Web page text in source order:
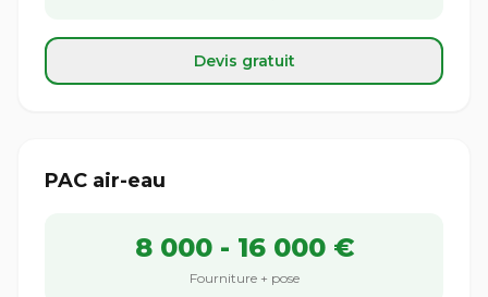
Devis gratuit
PAC air-eau
8 000 - 16 000 €
Fourniture + pose